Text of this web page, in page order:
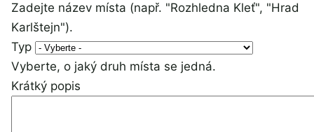
Zadejte název místa (např. "Rozhledna Kleť", "Hrad
Karlštejn").
Typ
Vyberte, o jaký druh místa se jedná.
Krátký popis